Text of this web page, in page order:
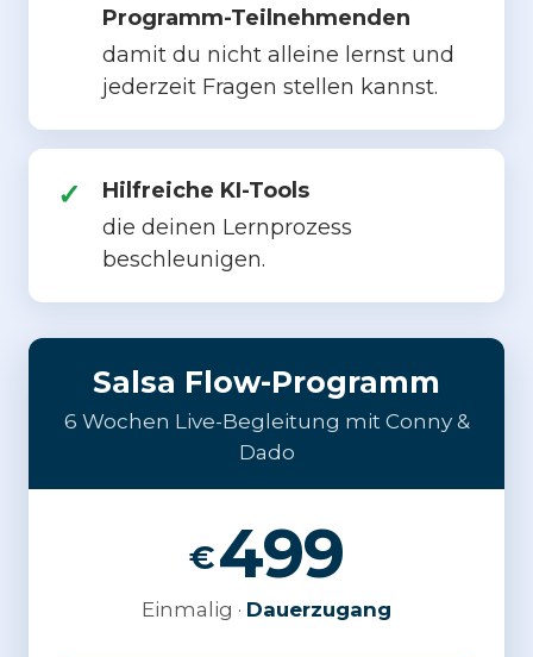
Programm-Teilnehmenden
damit du nicht alleine lernst und
jederzeit Fragen stellen kannst.
Hilfreiche KI-Tools
die deinen Lernprozess
beschleunigen.
Salsa Flow-Programm
6 Wochen Live-Begleitung mit Conny &
Dado
€499
Einmalig · Dauerzugang